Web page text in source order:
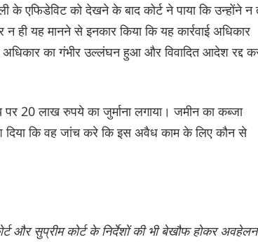
एफिडेविट को देखने के बाद कोर्ट ने पाया कि उन्होंने न
यह मानने से इनकार किया कि यह कार्रवाई अधिकार
अधिकार का गंभीर उल्लंघन हुआ और विवादित आदेश रद्द
पर 20 लाख रुपये का जुर्माना लगाया। जमीन का कब्जा
दिया कि वह जांच करे कि इस अवैध काम के लिए कौन से
और सुप्रीम कोर्ट के निर्देशों की भी बेखौफ होकर